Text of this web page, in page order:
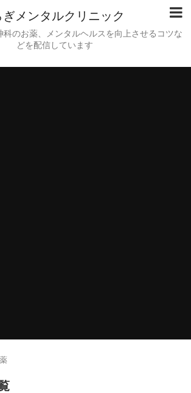
メンタルクリニック
科のお薬、メンタルヘルスを向上させるコツな
どを配信しています